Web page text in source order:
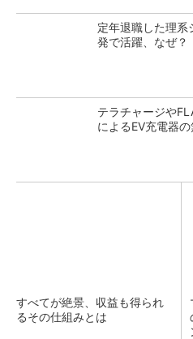
定年退職した理系
発で活躍、なぜ？
テラチャージや
によるEV充電器
すべてが絶景、収益も得られ
るその仕組みとは